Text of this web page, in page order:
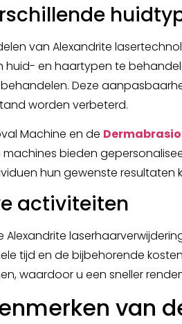
van Alexandrite
en haartypen te
Deze
worden verbeterd.
Machine en de
bieden
hun gewenste
activiteiten
tijd en de bijbehorende
waardoor u een sneller
van